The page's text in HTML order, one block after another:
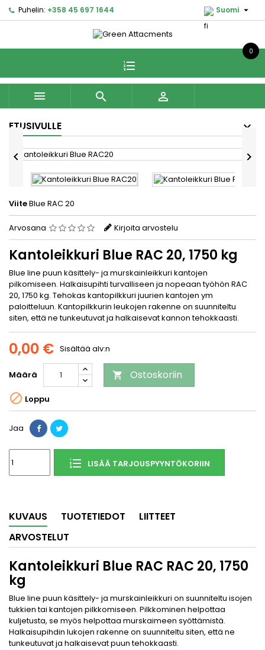
Puhelin: +358 45 697 1644 Suomi 
0
  
ETUSIVULLE
 
ViiteBlue RAC 20
Arvosana Kirjoita arvostelu
Kantoleikkuri Blue RAC 20, 1750 kg
Blue line puun käsittely- ja murskainleikkuri kantojen
pilkomiseen. Halkaisupihti turvalliseen ja nopeaan työhön RAC
20, 1750 kg. Tehokas kantopilkkuri juurien kantojen ym
paloitteluun. Kantopilkkurin leukojen rakenne on suunniteltu
siten, että ne tunkeutuvat ja halkaisevat kannon tehokkaasti.
0,00 € Sisältää alv:n
Määrä  Ostoskoriin
 Loppu
Jaa
LISÄÄ TARJOUSPYYNTÖKORIIN
KUVAUS TUOTETIEDOT
LIITTEET
ARVOSTELUT
Kantoleikkuri Blue RAC RAC 20, 1750
kg
Blue line puun käsittely- ja murskainleikkuri on suunniteltu isojen
tukkien tai kantojen pilkkomiseen. Pilkkominen helpottaa
kuljetusta, se myös helpottaa murskaimeen syöttämistä.
Halkaisupihdin lukojen rakenne on suunniteltu siten, että ne
tunkeutuvat ja halkaisevat puun tehokkaasti.